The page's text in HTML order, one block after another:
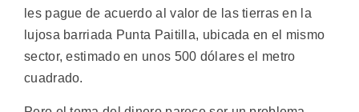
les pague de acuerdo al valor de las tierras en la
lujosa barriada Punta Paitilla, ubicada en el mismo
sector, estimado en unos 500 dólares el metro
cuadrado.